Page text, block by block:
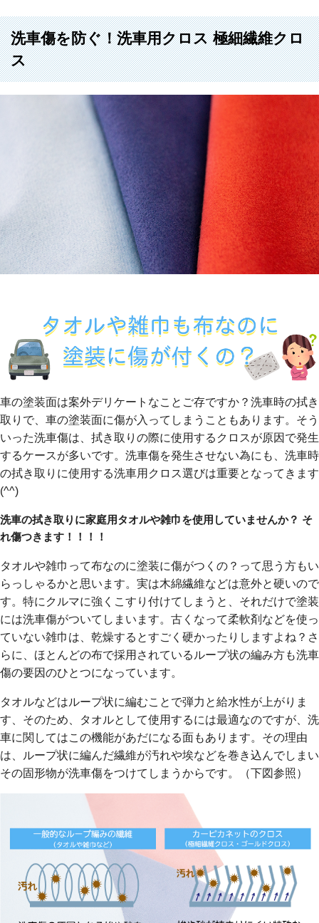
洗車傷を防ぐ！洗車用クロス 極細繊維クロ
ス
車の塗装面は案外デリケートなことご存ですか？洗車時の拭き
取りで、車の塗装面に傷が入ってしまうこともあります。そう
いった洗車傷は、拭き取りの際に使用するクロスが原因で発生
するケースが多いです。洗車傷を発生させない為にも、洗車時
の拭き取りに使用する洗車用クロス選びは重要となってきます
(^^)
洗車の拭き取りに家庭用タオルや雑巾を使用していませんか？ そ
れ傷つきます！！！！
タオルや雑巾って布なのに塗装に傷がつくの？って思う方もい
らっしゃるかと思います。実は木綿繊維などは意外と硬いので
す。特にクルマに強くこすり付けてしまうと、それだけで塗装
には洗車傷がついてしまいます。古くなって柔軟剤などを使っ
ていない雑巾は、乾燥するとすごく硬かったりしますよね？さ
らに、ほとんどの布で採用されているループ状の編み方も洗車
傷の要因のひとつになっています。
タオルなどはループ状に編むことで弾力と給水性が上がりま
す、そのため、タオルとして使用するには最適なのですが、洗
車に関してはこの機能があだになる面もあります。その理由
は、ループ状に編んだ繊維が汚れや埃などを巻き込んでしまい
その固形物が洗車傷をつけてしまうからです。（下図参照）